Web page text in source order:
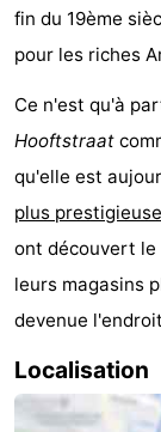
fin du 19ème
pour les riches
Ce n'est qu'à
Hooftstraat
qu'elle est
plus
ont découvert
leurs magasins
devenue
Localisation